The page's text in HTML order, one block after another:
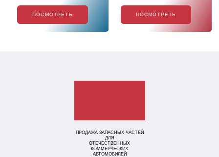
ПОСМОТРЕТЬ ПОСМОТРЕТЬ
ПРОДАЖА ЗАПАСНЫХ ЧАСТЕЙ
ДЛЯ
ОТЕЧЕСТВЕННЫХ
КОММЕРЧЕСКИХ
АВТОМОБИЛЕЙ